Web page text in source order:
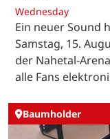
Wednesday
Ein neuer Sound
Samstag, 15.
der Nahetal-
alle Fans
Baumholder